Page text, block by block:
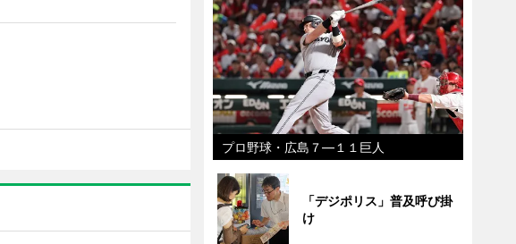
プロ野球・広島７―１１巨人
「デジポリス」普及呼び掛
け